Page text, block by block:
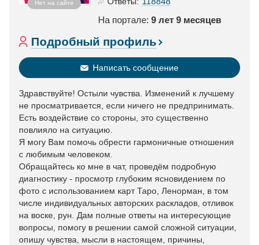
Нет на сайте
На портале: 9 лет 9 месяцев
Подробный профиль
Написать сообщение
Здравствуйте! Остыли чувства. Изменений к лучшему
не просматривается, если ничего не предпринимать.
Есть воздействие со стороны, это существенно
повлияло на ситуацию.
Я могу Вам помочь обрести гармоничные отношения
с любимым человеком.
Обращайтесь ко мне в чат, проведём подробную
диагностику - просмотр глубоким ясновидением по
фото с использованием карт Таро, Ленорман, в том
числе индивидуальных авторских раскладов, отливок
на воске, рун. Дам полные ответы на интересующие
вопросы, помогу в решении самой сложной ситуации,
опишу чувства, мысли в настоящем, причины,